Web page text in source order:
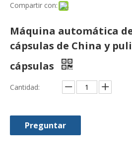
Compartir con:
Máquina automática
cápsulas de China y
cápsulas
Cantidad:
Preguntar